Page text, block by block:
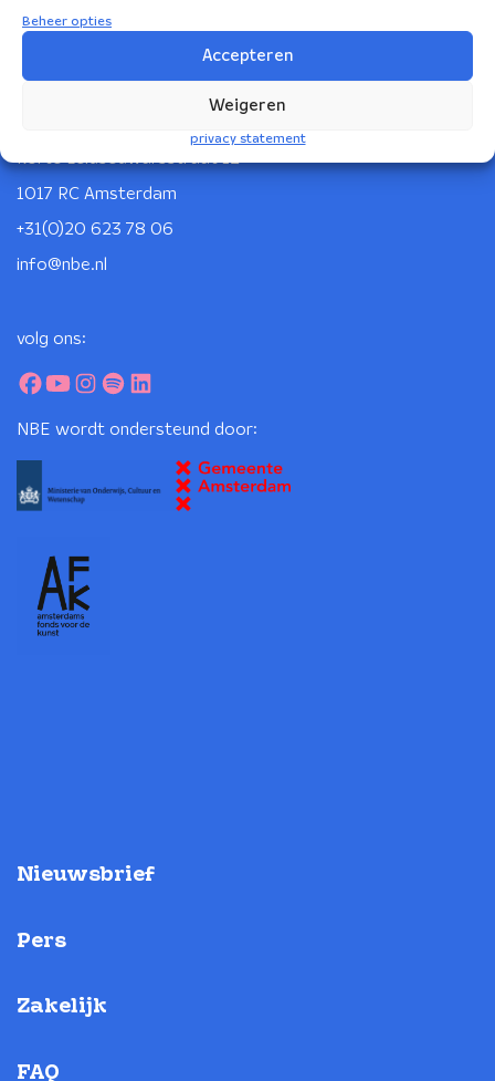
Beheer opties
Accepteren
Weigeren
privacy statement
Nederlands Blazers Ensemble
1017 RC Amsterdam
+31(0)20 623 78 06
info@nbe.nl
volg ons:
NBE wordt ondersteund door:
Nieuwsbrief
Pers
Zakelijk
FAQ